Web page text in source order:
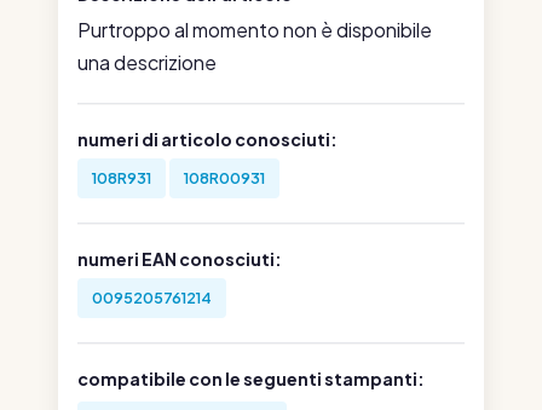
Purtroppo al momento non è disponibile
una descrizione
numeri di articolo conosciuti:
108R931 108R00931
numeri EAN conosciuti:
0095205761214
compatibile con le seguenti stampanti: